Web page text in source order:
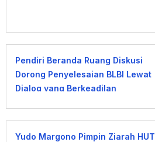
Pendiri Beranda Ruang Diskusi
Dorong Penyelesaian BLBI Lewat
Dialog yang Berkeadilan
Yudo Margono Pimpin Ziarah HUT